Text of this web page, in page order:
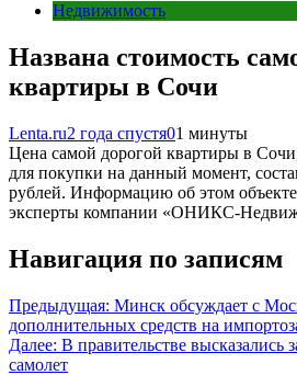
Недвижимость
Названа стоимость
квартиры в Сочи
Lenta.ru2 года спустя01 минуты
Цена самой дорогой квартиры в
для покупки на данный момент,
рублей. Информацию об этом
эксперты компании «ОНИКС-
Навигация по записям
Предыдущая: Минск обсуждает с
дополнительных средств на
Далее: В правительстве высказались
самолет